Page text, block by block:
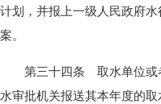
计划，并报上一级人民政府
案。
第三十四条 取水单位或者
水审批机关报送其本年度的